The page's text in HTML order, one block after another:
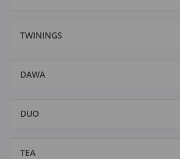
TWININGS
DAWA
DUO
TEA